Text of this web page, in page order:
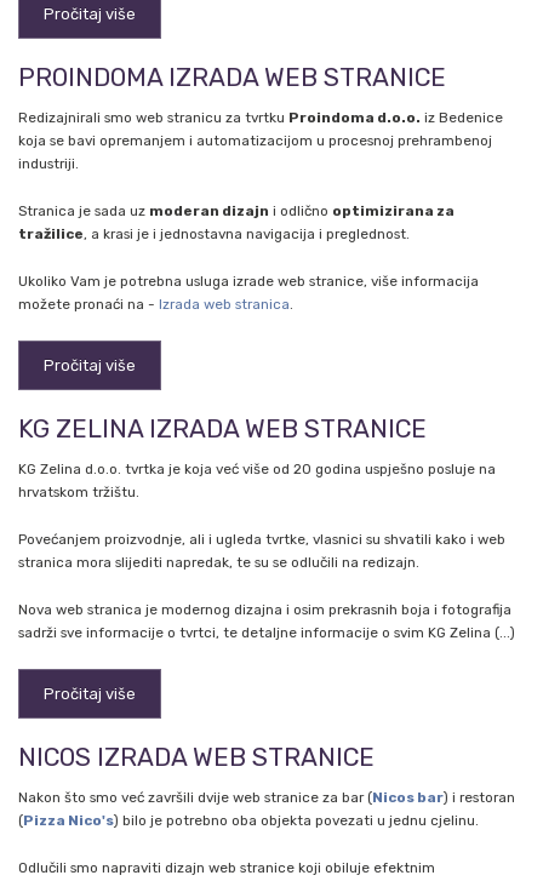
Pročitaj više
PROINDOMA IZRADA WEB STRANICE
Redizajnirali smo web stranicu za tvrtku Proindoma d.o.o. iz Bedenice
koja se bavi opremanjem i automatizacijom u procesnoj prehrambenoj
industriji.
Stranica je sada uz moderan dizajn i odlično optimizirana za
tražilice, a krasi je i jednostavna navigacija i preglednost.
Ukoliko Vam je potrebna usluga izrade web stranice, više informacija
možete pronaći na - Izrada web stranica.
Pročitaj više
KG ZELINA IZRADA WEB STRANICE
KG Zelina d.o.o. tvrtka je koja već više od 20 godina uspješno posluje na
hrvatskom tržištu.
Povećanjem proizvodnje, ali i ugleda tvrtke, vlasnici su shvatili kako i web
stranica mora slijediti napredak, te su se odlučili na redizajn.
Nova web stranica je modernog dizajna i osim prekrasnih boja i fotografija
sadrži sve informacije o tvrtci, te detaljne informacije o svim KG Zelina (...)
Pročitaj više
NICOS IZRADA WEB STRANICE
Nakon što smo već završili dvije web stranice za bar (Nicos bar) i restoran
(Pizza Nico's) bilo je potrebno oba objekta povezati u jednu cjelinu.
Odlučili smo napraviti dizajn web stranice koji obiluje efektnim